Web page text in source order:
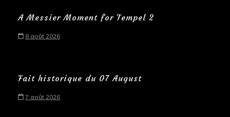
A Messier Moment for Tempel 2
8 août 2026
Fait historique du 07 August
7 août 2026